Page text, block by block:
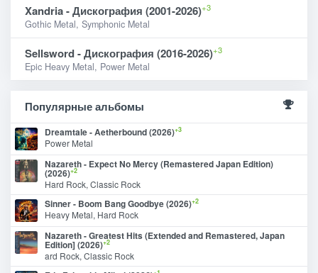
Xandria - Дискография (2001-2026)+3
Gothic Metal, Symphonic Metal
Sellsword - Дискография (2016-2026)+3
Epic Heavy Metal, Power Metal
Популярные альбомы
Dreamtale - Aetherbound (2026)+3
Power Metal
Nazareth - Expect No Mercy (Remastered Japan Edition)
(2026)+2
Hard Rock, Classic Rock
Sinner - Boom Bang Goodbye (2026)+2
Heavy Metal, Hard Rock
Nazareth - Greatest Hits (Extended and Remastered, Japan
Edition] (2026)+2
ard Rock, Classic Rock